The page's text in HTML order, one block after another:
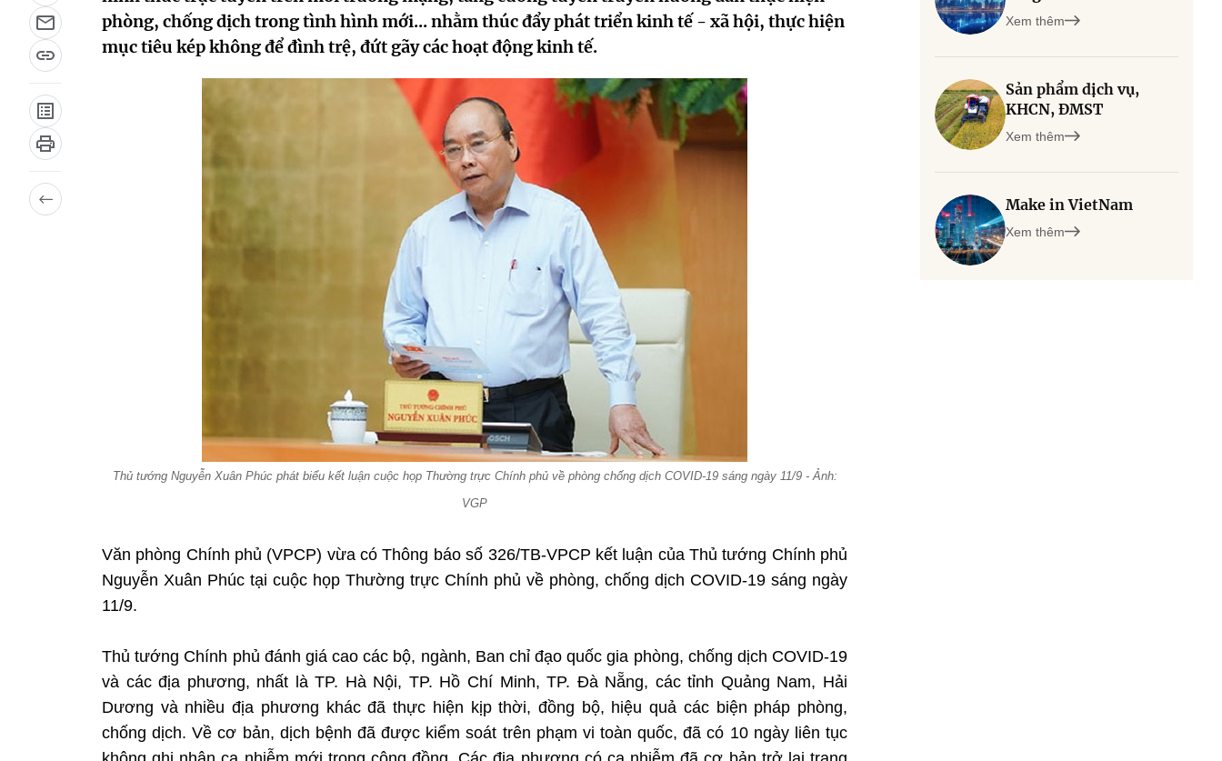
phòng, chống dịch trong tình hình mới... nhằm thúc đẩy phát triển kinh tế - xã hội, thực hiện
mục tiêu kép không để đình trệ, đứt gãy các hoạt động kinh tế.
Thủ tướng Nguyễn Xuân Phúc phát biểu kết luận cuộc họp Thường trực Chính phủ về phòng chống dịch COVID-19 sáng ngày 11/9 - Ảnh:
VGP
Văn phòng Chính phủ (VPCP) vừa có Thông báo số 326/TB-VPCP kết luận của Thủ tướng Chính phủ
Nguyễn Xuân Phúc tại cuộc họp Thường trực Chính phủ về phòng, chống dịch COVID-19 sáng ngày
11/9.
Thủ tướng Chính phủ đánh giá cao các bộ, ngành, Ban chỉ đạo quốc gia phòng, chống dịch COVID-19
và các địa phương, nhất là TP. Hà Nội, TP. Hồ Chí Minh, TP. Đà Nẵng, các tỉnh Quảng Nam, Hải
Dương và nhiều địa phương khác đã thực hiện kịp thời, đồng bộ, hiệu quả các biện pháp phòng,
chống dịch. Về cơ bản, dịch bệnh đã được kiểm soát trên phạm vi toàn quốc, đã có 10 ngày liên tục
Xem thêm
Sản phẩm dịch vụ,
KHCN, ĐMST
Xem thêm
Make in VietNam
Xem thêm